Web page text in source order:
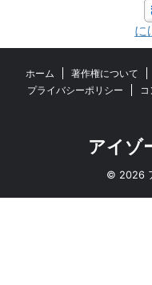
に
ホーム 著作権について
プライバシーポリシー
アイゾ
© 2026